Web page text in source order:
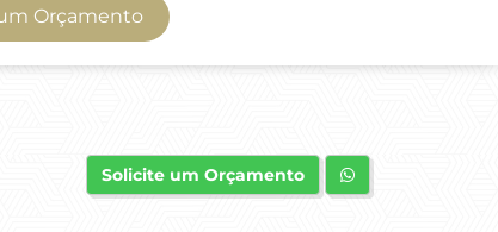
Orçamento
Solicite um Orçamento